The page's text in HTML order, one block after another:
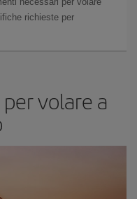
richieste per
volare a